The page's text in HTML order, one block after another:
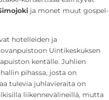
ja monet muut gospel-
hotelleiden ja
Uintikeskuksen
kentälle. Juhlien
pihassa, josta on
tulevia juhlavieraita on
liikennevälineillä, mutta